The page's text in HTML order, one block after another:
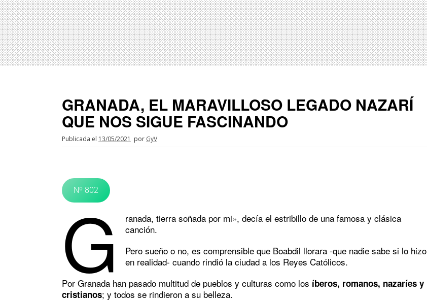
GRANADA, EL MARAVILLOSO LEGADO NAZARÍ
QUE NOS SIGUE FASCINANDO
Publicada el 13/05/2021 por GyV
Nº 802
G
ranada, tierra soñada por mi», decía el estribillo de una famosa y clásica
canción.
Pero sueño o no, es comprensible que Boabdil llorara -que nadie sabe si lo hizo
en realidad- cuando rindió la ciudad a los Reyes Católicos.
Por Granada han pasado multitud de pueblos y culturas como los íberos, romanos, nazaríes y
cristianos; y todos se rindieron a su belleza.